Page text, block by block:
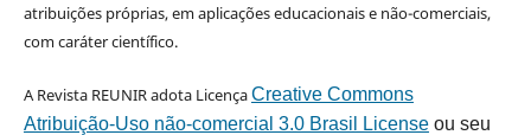
atribuições próprias, em aplicações educacionais e não-comerciais,
com caráter científico.
A Revista REUNIR adota LicençaCreative Commons
Atribuição-Uso não-comercial 3.0 Brasil Licenseou seu